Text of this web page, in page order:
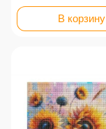
В корзину